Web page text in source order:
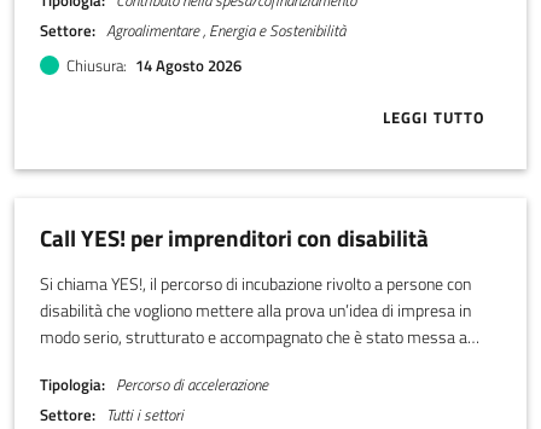
Settore
Agroalimentare , Energia e Sostenibilità
Chiusura 14 Agosto 2026
LEGGI TUTTO
ABOUT
Call YES! per imprenditori con disabilità
Si chiama YES!, il percorso di incubazione rivolto a persone con
disabilità che vogliono mettere alla prova un’idea di impresa in
modo serio, strutturato e accompagnato che è stato messa a
Tipologia
Percorso di accelerazione
Settore
Tutti i settori